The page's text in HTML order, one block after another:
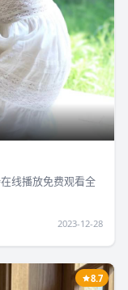
线播放免费观看全
2023-12-28
8.7